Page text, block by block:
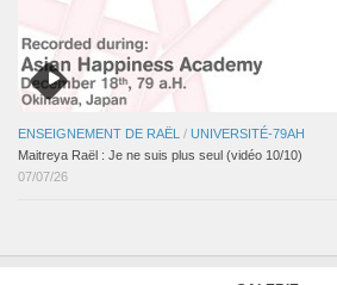
ENSEIGNEMENT DE RAËL / UNIVERSITÉ-79AH
Maitreya Raël : Je ne suis plus seul (vidéo 10/10)
07/07/26